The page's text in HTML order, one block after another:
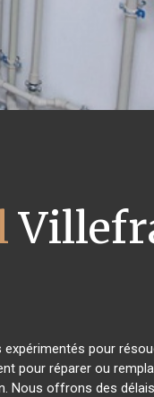
pour
pour réparer ou
Nous offrons des